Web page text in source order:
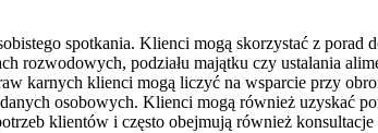
spotkania. Klienci mogą skorzystać z porad
rozwodowych, podziału majątku czy ustalania
karnych klienci mogą liczyć na wsparcie przy
osobowych. Klienci mogą również uzyskać
klientów i często obejmują również